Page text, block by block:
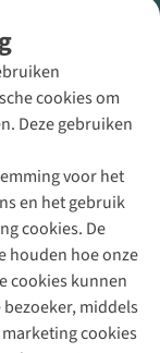
cookies om
Deze gebruiken
voor het
en het gebruik
cookies. De
houden hoe onze
cookies kunnen
middels
cookies